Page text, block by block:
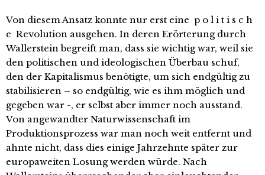
Von diesem Ansatz konnte nur erst eine p o l i t i s c h
e Revolution ausgehen. In deren Erörterung durch
Wallerstein begreift man, dass sie wichtig war, weil sie
den politischen und ideologischen Überbau schuf,
den der Kapitalismus benötigte, um sich endgültig zu
stabilisieren – so endgültig, wie es ihm möglich und
gegeben war -, er selbst aber immer noch ausstand.
Von angewandter Naturwissenschaft im
Produktionsprozess war man noch weit entfernt und
ahnte nicht, dass dies einige Jahrzehnte später zur
europaweiten Losung werden würde. Nach